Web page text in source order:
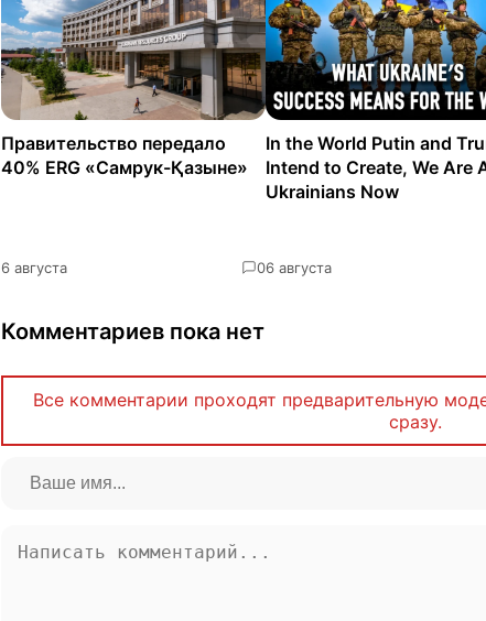
Правительство передало
40% ERG «Самрук-Қазыне»
6 августа 0
In the World Putin and
Intend to Create, We Are
Ukrainians Now
6 августа
Комментариев пока нет
Все комментарии проходят предварительную
сразу.